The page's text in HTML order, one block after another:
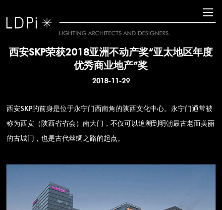
西安SKP荣获2018亚洲不动产奖“亚太地区年度
优秀商业地产”奖
2018-11-29
西安SKP的前身是位于永宁门西南角的陕西文化中心。永宁门通常被
称为西安（陕西省省会）南大门，不仅可以追溯到明朝最古老而美丽
的古城门，也是古代丝绸之路的起点。